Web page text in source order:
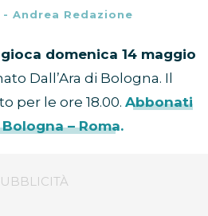
- Andrea Redazione
domenica 14 maggio
Dall’Ara di Bologna. Il
per le ore 18.00. Abbonati
– Roma.